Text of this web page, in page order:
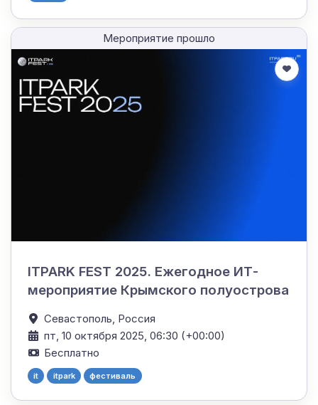
Мероприятие прошло
ITPARK FEST 2025. Ежегодное ИТ-
мероприятие Крымского полуострова
Севастополь, Россия
пт, 10 октября 2025, 06:30 (+00:00)
Бесплатно
it itpark фестиваль